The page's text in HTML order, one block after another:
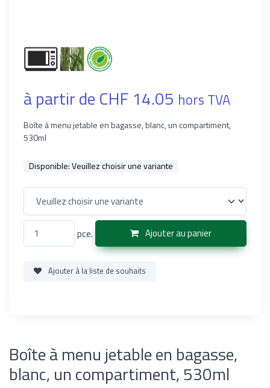
à partir de CHF 14.05 hors TVA
Boîte à menu jetable en bagasse, blanc, un compartiment,
530ml
Disponible:Veuillez choisir une variante
pce. Ajouter au panier
Ajouter à la liste de souhaits
Boîte à menu jetable en bagasse,
blanc, un compartiment, 530ml